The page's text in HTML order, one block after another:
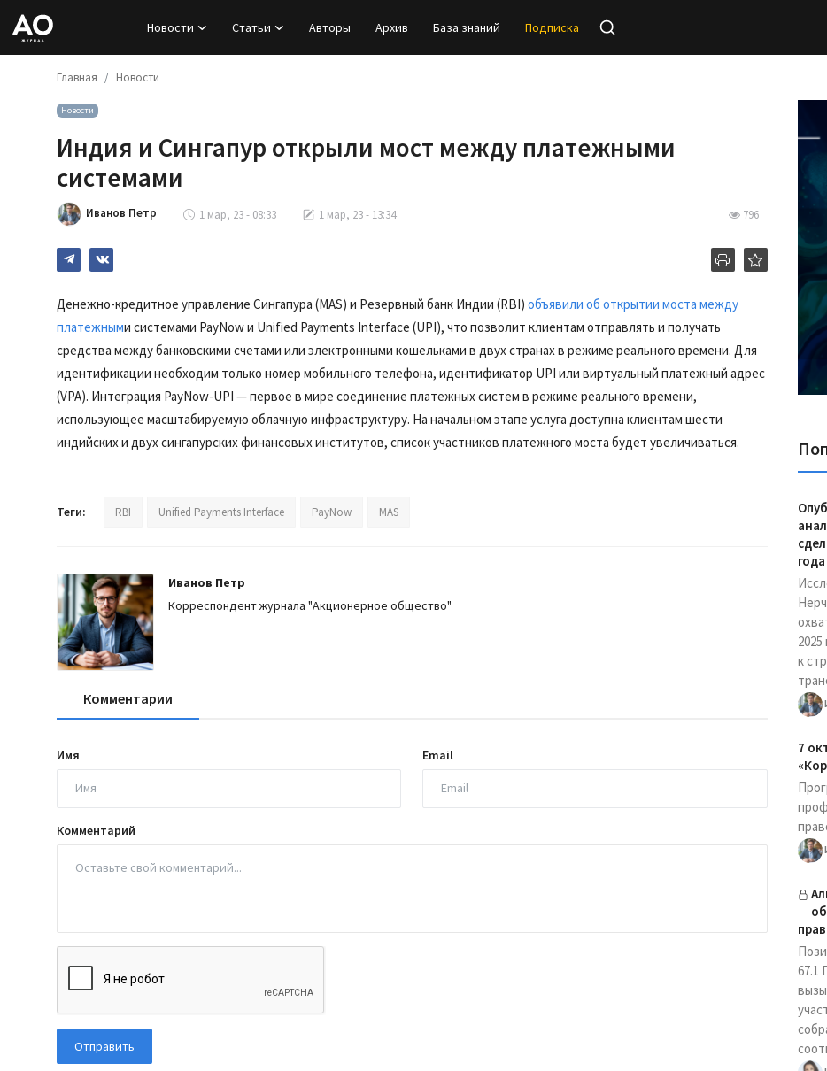
Новости Статьи Авторы Архив База знаний Подписка
Статьи
Подписка
Главная Новости
Новости
Индия и Сингапур открыли мост между платежными
системами
Иванов Петр 1 мар, 23 - 08:33 1 мар, 23 - 13:34 796
Денежно-кредитное управление Сингапура (MAS) и Резервный банк Индии (RBI) объявили об открытии моста между
платежными системами PayNow и Unified Payments Interface (UPI), что позволит клиентам отправлять и получать
средства между банковскими счетами или электронными кошельками в двух странах в режиме реального времени. Для
идентификации необходим только номер мобильного телефона, идентификатор UPI или виртуальный платежный адрес
(VPA). Интеграция PayNow-UPI — первое в мире соединение платежных систем в режиме реального времени,
использующее масштабируемую облачную инфраструктуру. На начальном этапе услуга доступна клиентам шести
индийских и двух сингапурских финансовых институтов, список участников платежного моста будет увеличиваться.
Теги: RBI Unified Payments Interface PayNow MAS
Иванов Петр
Корреспондент журнала "Акционерное общество"
Комментарии
Имя Email
Комментарий
Отправить
года
к
7
67.1